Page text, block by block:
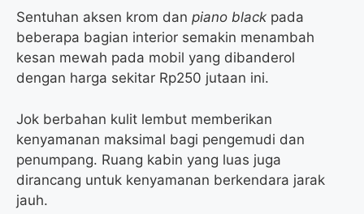
Sentuhan aksen krom dan piano black pada
beberapa bagian interior semakin menambah
kesan mewah pada mobil yang dibanderol
dengan harga sekitar Rp250 jutaan ini.
Jok berbahan kulit lembut memberikan
kenyamanan maksimal bagi pengemudi dan
penumpang. Ruang kabin yang luas juga
dirancang untuk kenyamanan berkendara jarak
jauh.